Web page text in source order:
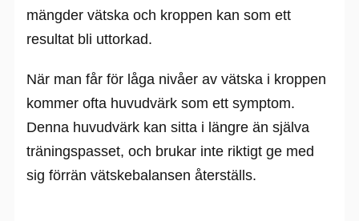
mängder vätska och kroppen kan som ett
resultat bli uttorkad.
När man får för låga nivåer av vätska i kroppen
kommer ofta huvudvärk som ett symptom.
Denna huvudvärk kan sitta i längre än själva
träningspasset, och brukar inte riktigt ge med
sig förrän vätskebalansen återställs.